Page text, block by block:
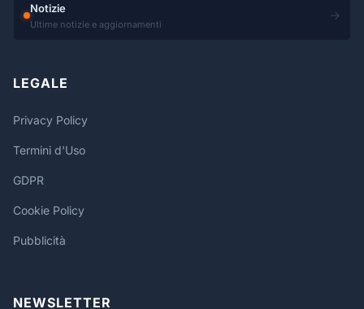
Notizie
Ultime notizie e aggiornamenti
→
LEGALE
Privacy Policy
Termini d'Uso
GDPR
Cookie Policy
Pubblicità
NEWSLETTER